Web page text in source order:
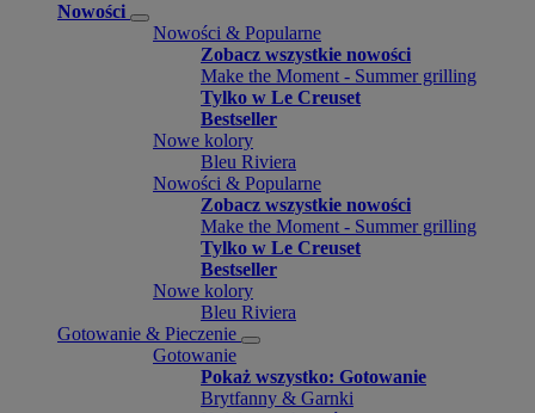
Nowości
Nowości & Popularne
Zobacz wszystkie nowości
Make the Moment - Summer grilling
Tylko w Le Creuset
Bestseller
Nowe kolory
Bleu Riviera
Nowości & Popularne
Zobacz wszystkie nowości
Make the Moment - Summer grilling
Tylko w Le Creuset
Bestseller
Nowe kolory
Bleu Riviera
Gotowanie & Pieczenie
Gotowanie
Pokaż wszystko: Gotowanie
Brytfanny & Garnki